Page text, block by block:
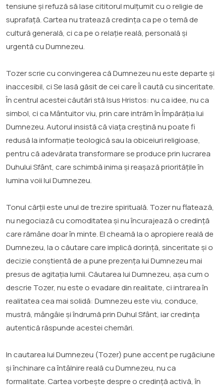
tensiune și refuză să lase cititorul mulțumit cu o religie de
suprafață. Cartea nu tratează credința ca pe o temă de
cultură generală, ci ca pe o relație reală, personală și
urgentă cu Dumnezeu.
Tozer scrie cu convingerea că Dumnezeu nu este departe și
inaccesibil, ci Se lasă găsit de cei care Îl caută cu sinceritate.
În centrul acestei căutări stă Isus Hristos: nu ca idee, nu ca
simbol, ci ca Mântuitor viu, prin care intrăm în Împărăția lui
Dumnezeu. Autorul insistă că viața creștină nu poate fi
redusă la informație teologică sau la obiceiuri religioase,
pentru că adevărata transformare se produce prin lucrarea
Duhului Sfânt, care schimbă inima și reașază prioritățile în
lumina voii lui Dumnezeu.
Tonul cărții este unul de trezire spirituală. Tozer nu flatează,
nu negociază cu comoditatea și nu încurajează o credință
care rămâne doar în minte. El cheamă la o apropiere reală de
Dumnezeu, la o căutare care implică dorință, sinceritate și o
decizie conștientă de a pune prezența lui Dumnezeu mai
presus de agitația lumii. Căutarea lui Dumnezeu, așa cum o
descrie Tozer, nu este o evadare din realitate, ci intrarea în
realitatea cea mai solidă: Dumnezeu este viu, conduce,
mustră, mângâie și îndrumă prin Duhul Sfânt, iar credința
autentică răspunde acestei chemări.
In cautarea lui Dumnezeu (Tozer) pune accent pe rugăciune
și închinare ca întâlnire reală cu Dumnezeu, nu ca
formalitate. Cartea vorbește despre o credință activă, în